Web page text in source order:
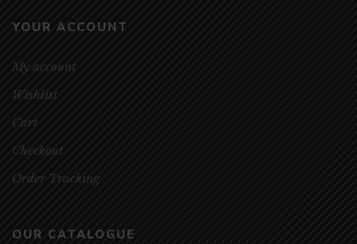
YOUR ACCOUNT
My account
Wishlist
Cart
Checkout
Order Tracking
OUR CATALOGUE